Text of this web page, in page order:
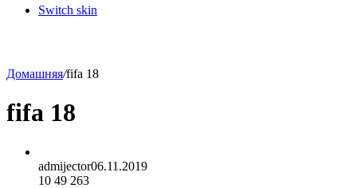
Switch skin
Домашняя/fifa 18
fifa 18
admijector06.11.2019
10 49 263